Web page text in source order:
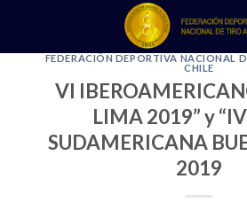
contentFEDERACIÓN DEPORTIVA NACIONAL
CHILE
VI
LIMA 2019” y
SUDAMERICANA
2019